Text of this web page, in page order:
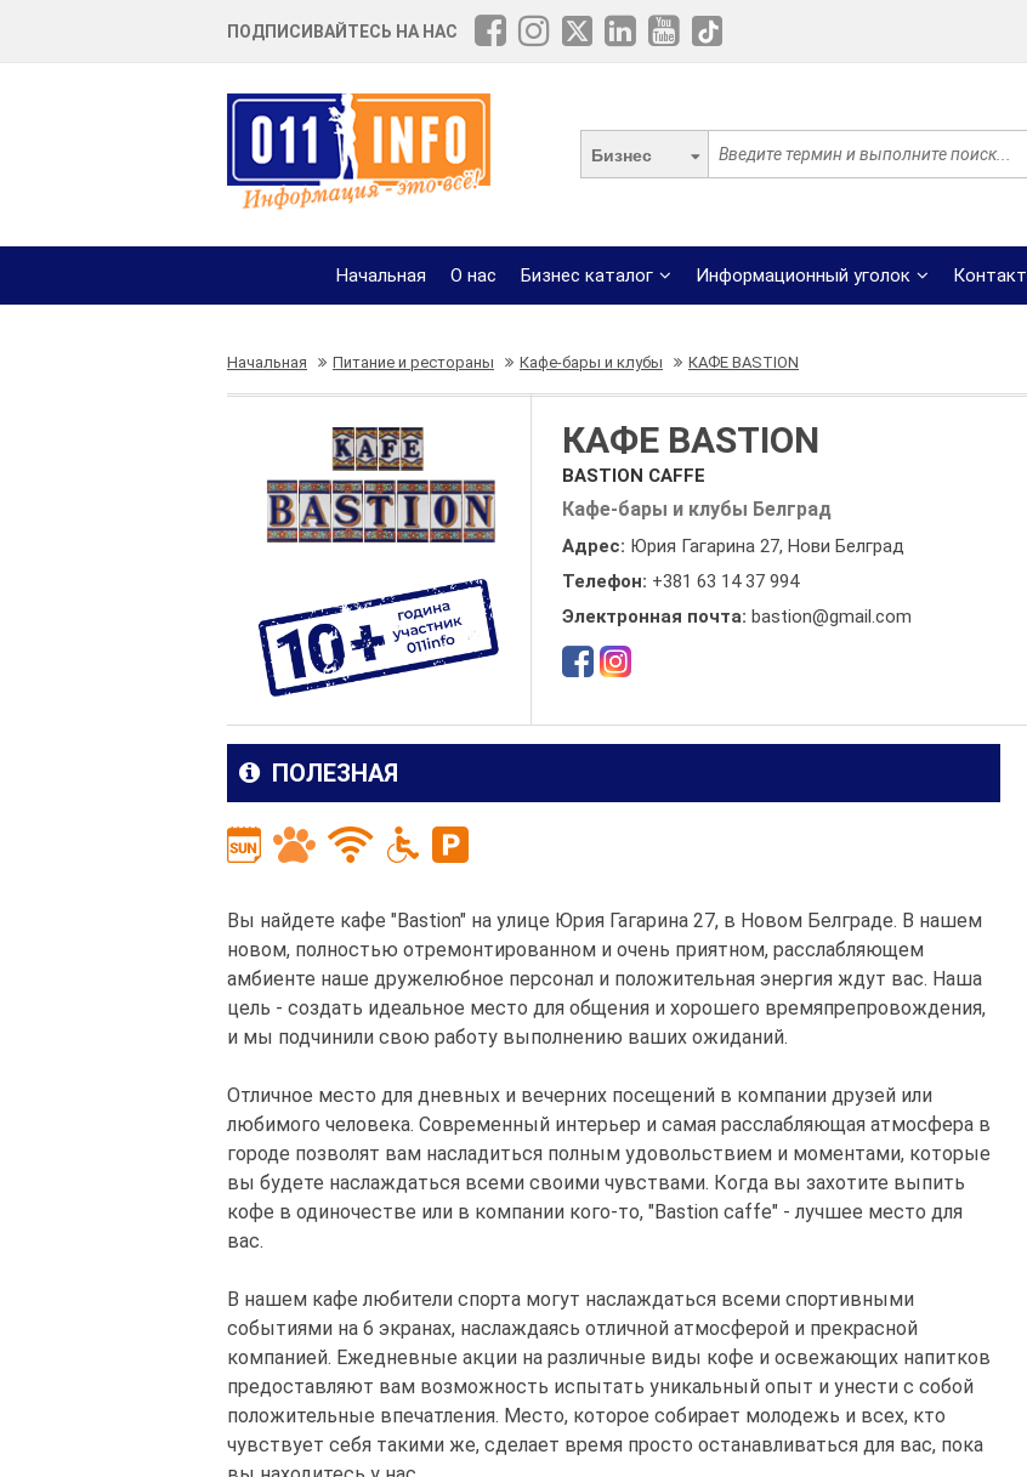
ПОДПИСИВАЙТЕСЬ НА НАС
Бизнес
Начальная О нас Бизнес каталог Информационный уголок Контакт
Начальная Питание и рестораны Кафе-бары и клубы КАФЕ BASTION
КАФЕ BASTION
BASTION CAFFE
Кафе-бары и клубы Белград
Адрес: Юрия Гагарина 27, Нови Белград
Телефон: +381 63 14 37 994
Электронная почта: bastion@gmail.com
ПОЛЕЗНАЯ
Вы найдете кафе "Bastion" на улице Юрия Гагарина 27, в Новом Белграде. В нашем
новом, полностью отремонтированном и очень приятном, расслабляющем
амбиенте наше дружелюбное персонал и положительная энергия ждут вас. Наша
цель - создать идеальное место для общения и хорошего времяпрепровождения,
и мы подчинили свою работу выполнению ваших ожиданий.
Отличное место для дневных и вечерних посещений в компании друзей или
любимого человека. Современный интерьер и самая расслабляющая атмосфера в
городе позволят вам насладиться полным удовольствием и моментами, которые
вы будете наслаждаться всеми своими чувствами. Когда вы захотите выпить
кофе в одиночестве или в компании кого-то, "Bastion caffe" - лучшее место для
вас.
В нашем кафе любители спорта могут наслаждаться всеми спортивными
событиями на 6 экранах, наслаждаясь отличной атмосферой и прекрасной
компанией. Ежедневные акции на различные виды кофе и освежающих напитков
предоставляют вам возможность испытать уникальный опыт и унести с собой
положительные впечатления. Место, которое собирает молодежь и всех, кто
чувствует себя такими же, сделает время просто останавливаться для вас, пока